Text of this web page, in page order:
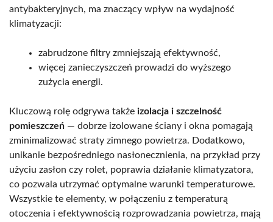
antybakteryjnych, ma znaczący wpływ na wydajność
klimatyzacji:
zabrudzone filtry zmniejszają efektywność,
więcej zanieczyszczeń prowadzi do wyższego
zużycia energii.
Kluczową rolę odgrywa także izolacja i szczelność
pomieszczeń — dobrze izolowane ściany i okna pomagają
zminimalizować straty zimnego powietrza. Dodatkowo,
unikanie bezpośredniego nasłonecznienia, na przykład przy
użyciu zasłon czy rolet, poprawia działanie klimatyzatora,
co pozwala utrzymać optymalne warunki temperaturowe.
Wszystkie te elementy, w połączeniu z temperaturą
otoczenia i efektywnością rozprowadzania powietrza, mają